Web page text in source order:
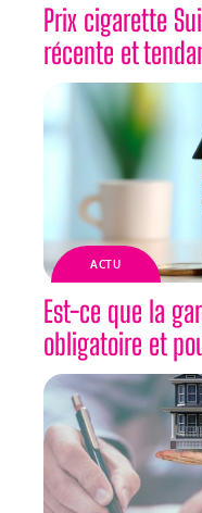
Prix cigarette
récente et
ACTU
Est-ce que la
obligatoire et